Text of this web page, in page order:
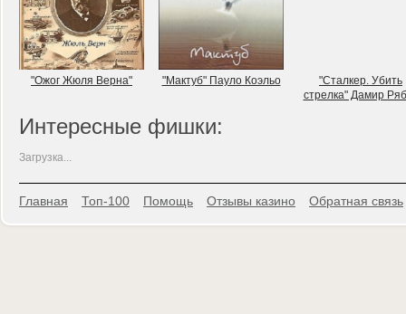
"Ожог Жюля Верна" "Мактуб" Пауло Коэльо
"Сталкер. Убить
стрелка" Дамир
Интересные фишки:
Загрузка...
Главная Топ-100 Помощь Отзывы казино Обратная связь